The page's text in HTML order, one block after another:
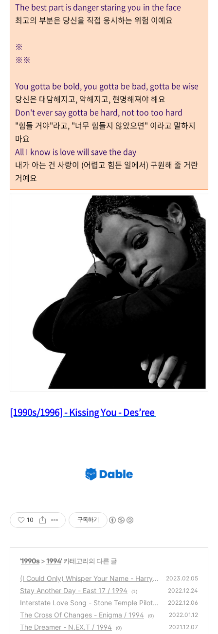
The best part is danger staring you in the face
최고의 부분은 당신을 직접 응시하는 위험 이예요
※
※※
You gotta be bold, you gotta be bad, gotta be wise
당신은 대담해지고, 악해지고, 현명해져야 해요
Don't ever say gotta be hard, not too too hard
"힘들 거야"라고, "너무 힘들지 않았으면" 이라고 말하지
마요
All I know is love will save the day
내가 아는 건 사랑이 (어렵고 힘든 일에서) 구원해 줄 거란
거예요
[1990s/1996] - Kissing You - Des’ree
10 구독하기
'1990s>1994' 카테고리의 다른 글
(I Could Only) Whisper Your Name - Harry
Connick Jr. / 1994
(1)
2023.02.05
Stay Another Day - East 17 / 1994 (1) 2022.12.24
Interstate Love Song - Stone Temple Pilots
/ 1994
(1)
2022.12.06
The Cross Of Changes - Enigma / 1994 (0) 2022.01.12
The Dreamer - N.EX.T / 1994 (0) 2021.12.07